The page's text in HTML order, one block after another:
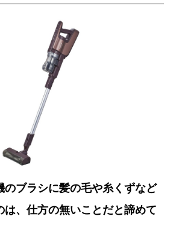
のブラシに髪の毛や糸くずなど
は、仕方の無いことだと諦めて